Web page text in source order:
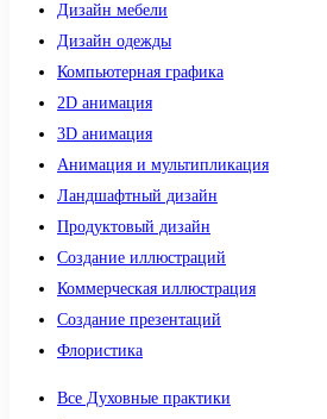
Дизайн мебели
Дизайн одежды
Компьютерная графика
2D анимация
3D анимация
Анимация и мультипликация
Ландшафтный дизайн
Продуктовый дизайн
Создание иллюстраций
Коммерческая иллюстрация
Создание презентаций
Флористика
Все Духовные практики